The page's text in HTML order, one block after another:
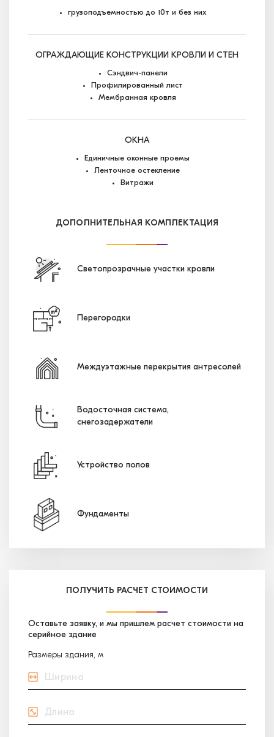
грузоподъемностью до 10т и без них
ОГРАЖДАЮЩИЕ КОНСТРУКЦИИ КРОВЛИ И СТЕН
Сэндвич-панели
Профилированный лист
Мембранная кровля
ОКНА
Единичные оконные проемы
Ленточное остекление
Витражи
ДОПОЛНИТЕЛЬНАЯ КОМПЛЕКТАЦИЯ
Светопрозрачные участки кровли
Перегородки
Междуэтажные перекрытия антресолей
Водосточная система,
снегозадержатели
Устройство полов
Фундаменты
ПОЛУЧИТЬ РАСЧЕТ СТОИМОСТИ
Оставьте заявку, и мы пришлем расчет стоимости на
серийное здание
Размеры здания, м